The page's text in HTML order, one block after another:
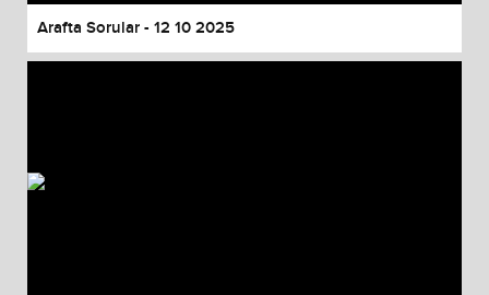
Arafta Sorular - 12 10 2025